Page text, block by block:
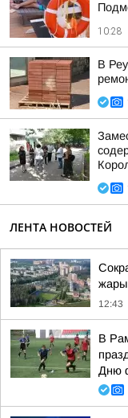
10:28
В
ЛЕНТА НОВОСТЕЙ
жары
12:43
В
Дню